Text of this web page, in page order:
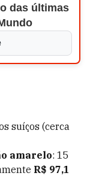
das últimas
suíços (cerca
amarelo: 15
R$ 97,1